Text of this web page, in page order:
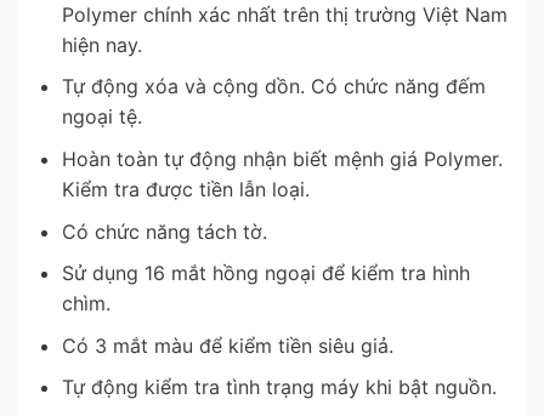
Polymer chính xác nhất trên thị trường Việt Nam
hiện nay.
Tự động xóa và cộng dồn. Có chức năng đếm
ngoại tệ.
Hoàn toàn tự động nhận biết mệnh giá Polymer.
Kiểm tra được tiền lẫn loại.
Có chức năng tách tờ.
Sử dụng 16 mắt hồng ngoại để kiểm tra hình
chìm.
Có 3 mắt màu để kiểm tiền siêu giả.
Tự động kiểm tra tình trạng máy khi bật nguồn.